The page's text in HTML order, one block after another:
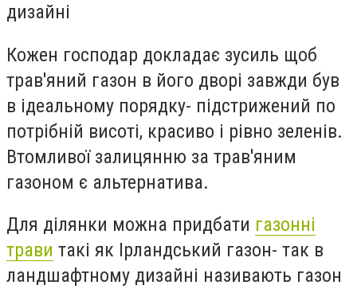
дизайні
Кожен господар докладає зусиль щоб
трав'яний газон в його дворі завжди був
в ідеальному порядку- підстрижений по
потрібній висоті, красиво і рівно зеленів.
Втомливої ​​залицянню за трав'яним
газоном є альтернатива.
Для ділянки можна придбати газонні
трави такі як Ірландський газон- так в
ландшафтному дизайні називають газон